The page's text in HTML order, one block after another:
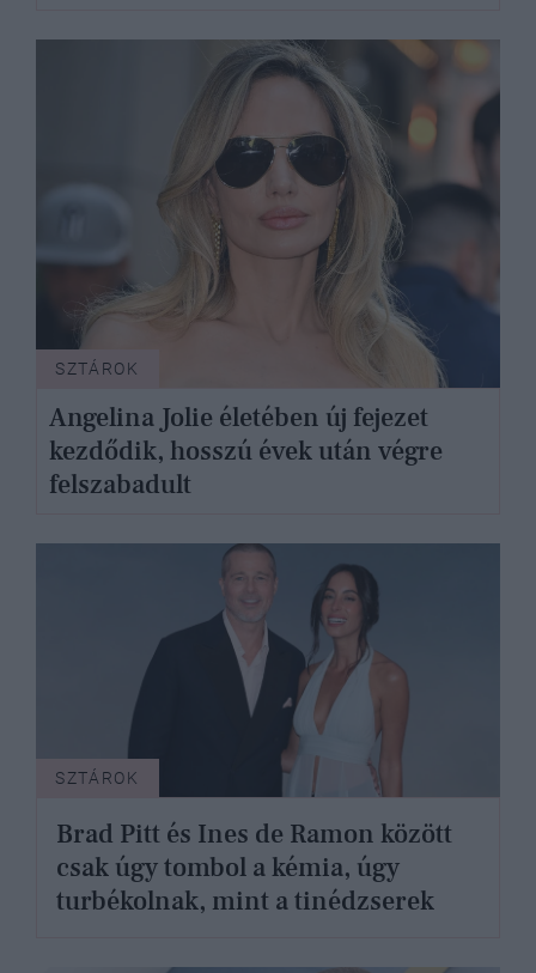
SZTÁROK
Angelina Jolie életében új fejezet
kezdődik, hosszú évek után végre
felszabadult
SZTÁROK
Brad Pitt és Ines de Ramon között
csak úgy tombol a kémia, úgy
turbékolnak, mint a tinédzserek